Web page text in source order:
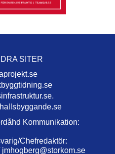
SITER
Kommunikation:
Chefredaktör:
jmhogberg@storkom.se